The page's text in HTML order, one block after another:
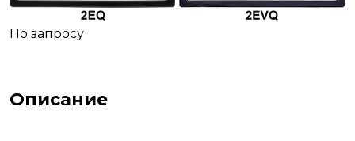
По запросу
Описание